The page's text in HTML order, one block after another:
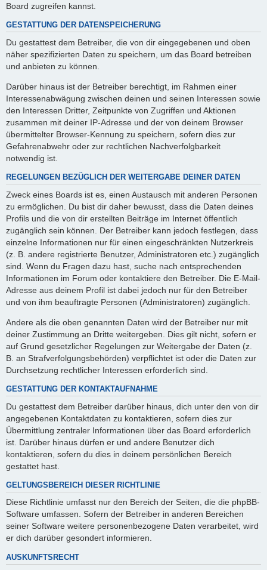
Board zugreifen kannst.
GESTATTUNG DER DATENSPEICHERUNG
Du gestattest dem Betreiber, die von dir eingegebenen und oben
näher spezifizierten Daten zu speichern, um das Board betreiben
und anbieten zu können.
Darüber hinaus ist der Betreiber berechtigt, im Rahmen einer
Interessenabwägung zwischen deinen und seinen Interessen sowie
den Interessen Dritter, Zeitpunkte von Zugriffen und Aktionen
zusammen mit deiner IP-Adresse und der von deinem Browser
übermittelter Browser-Kennung zu speichern, sofern dies zur
Gefahrenabwehr oder zur rechtlichen Nachverfolgbarkeit
notwendig ist.
REGELUNGEN BEZÜGLICH DER WEITERGABE DEINER DATEN
Zweck eines Boards ist es, einen Austausch mit anderen Personen
zu ermöglichen. Du bist dir daher bewusst, dass die Daten deines
Profils und die von dir erstellten Beiträge im Internet öffentlich
zugänglich sein können. Der Betreiber kann jedoch festlegen, dass
einzelne Informationen nur für einen eingeschränkten Nutzerkreis
(z. B. andere registrierte Benutzer, Administratoren etc.) zugänglich
sind. Wenn du Fragen dazu hast, suche nach entsprechenden
Informationen im Forum oder kontaktiere den Betreiber. Die E-Mail-
Adresse aus deinem Profil ist dabei jedoch nur für den Betreiber
und von ihm beauftragte Personen (Administratoren) zugänglich.
Andere als die oben genannten Daten wird der Betreiber nur mit
deiner Zustimmung an Dritte weitergeben. Dies gilt nicht, sofern er
auf Grund gesetzlicher Regelungen zur Weitergabe der Daten (z.
B. an Strafverfolgungsbehörden) verpflichtet ist oder die Daten zur
Durchsetzung rechtlicher Interessen erforderlich sind.
GESTATTUNG DER KONTAKTAUFNAHME
Du gestattest dem Betreiber darüber hinaus, dich unter den von dir
angegebenen Kontaktdaten zu kontaktieren, sofern dies zur
Übermittlung zentraler Informationen über das Board erforderlich
ist. Darüber hinaus dürfen er und andere Benutzer dich
kontaktieren, sofern du dies in deinem persönlichen Bereich
gestattet hast.
GELTUNGSBEREICH DIESER RICHTLINIE
Diese Richtlinie umfasst nur den Bereich der Seiten, die die phpBB-
Software umfassen. Sofern der Betreiber in anderen Bereichen
seiner Software weitere personenbezogene Daten verarbeitet, wird
er dich darüber gesondert informieren.
AUSKUNFTSRECHT